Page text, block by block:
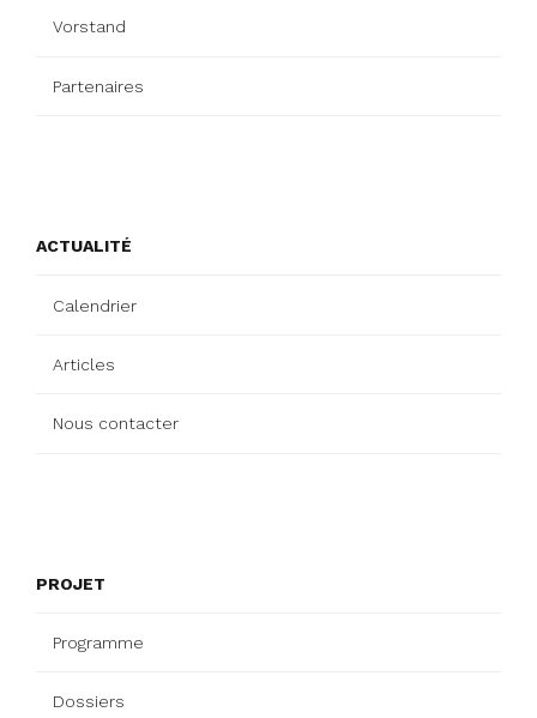
Vorstand
Partenaires
ACTUALITÉ
Calendrier
Articles
Nous contacter
PROJET
Programme
Dossiers